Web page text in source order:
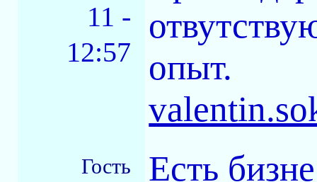
11 -
12:57
опыт.
Гость
Есть